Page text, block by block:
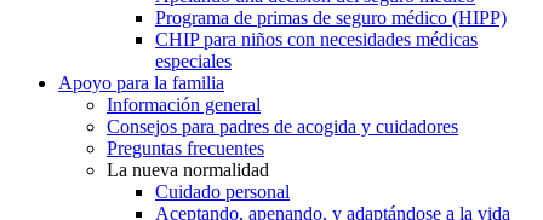
Programa de primas de seguro médico (HIPP)
CHIP para niños con necesidades médicas
especiales
Apoyo para la familia
Información general
Consejos para padres de acogida y cuidadores
Preguntas frecuentes
La nueva normalidad
Cuidado personal
Aceptando, apenando, y adaptándose a la vida